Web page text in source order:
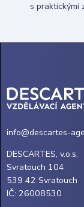
s praktickými
info@descartes-
DESCARTES, v.o.s.
Svratouch 104
539 42 Svratouch
IČ: 26008530